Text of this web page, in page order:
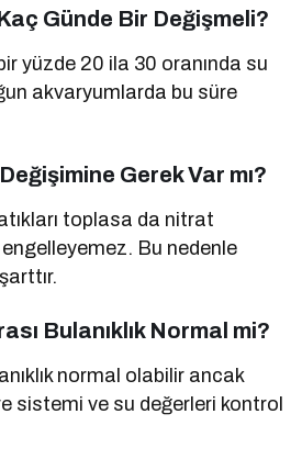
Günde Bir Değişmeli?
yüzde 20 ila 30 oranında su
akvaryumlarda bu süre
Gerek Var mı?
toplasa da nitrat
Bu nedenle
Bulanıklık Normal mi?
normal olabilir ancak
sistemi ve su değerleri kontrol